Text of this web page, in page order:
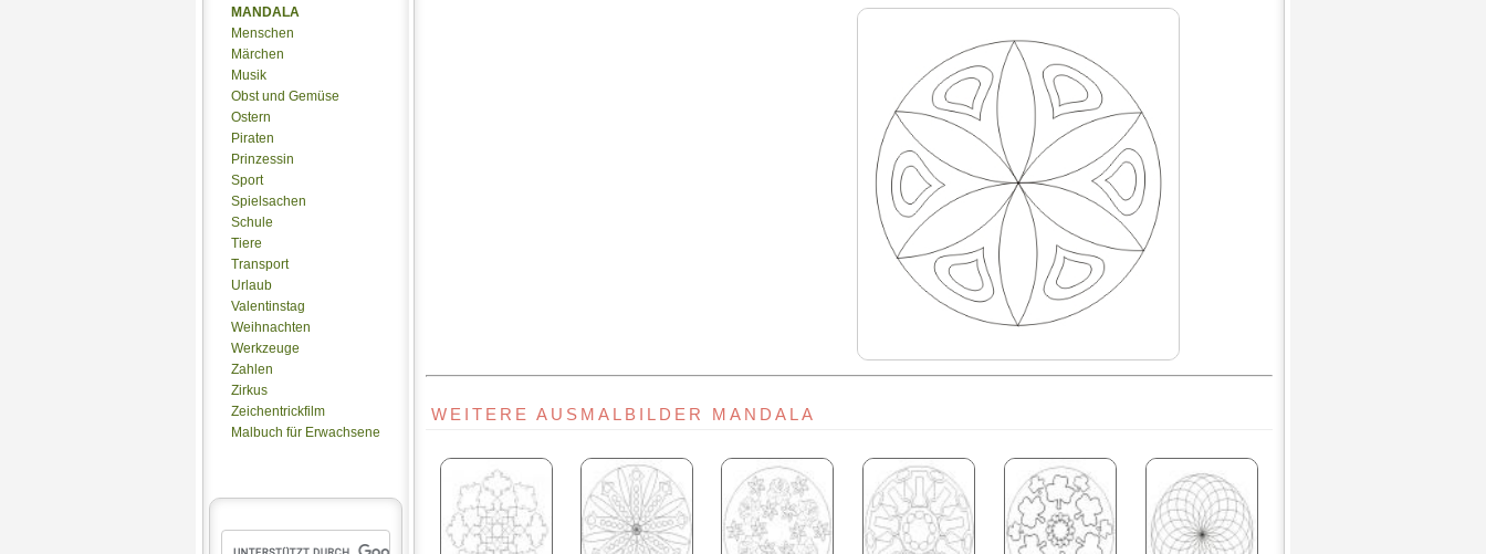
MANDALA
Menschen
Märchen
Musik
Obst und Gemüse
Ostern
Piraten
Prinzessin
Sport
Spielsachen
Schule
Tiere
Transport
Urlaub
Valentinstag
Weihnachten
Werkzeuge
Zahlen
Zirkus
Zeichentrickfilm
Malbuch für Erwachsene
WEITERE AUSMALBILDER MANDALA